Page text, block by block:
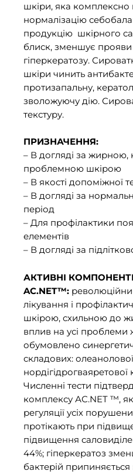
шкіри, яка комплексно
нормалізацію
продукцію шкірного
блиск, зменшує прояви
гіперкератозу.
шкіри чинить
протизапальну,
зволожуючу дію.
текстуру.
ПРИЗНАЧЕННЯ:
– В догляді за жирною,
проблемною шкірою
– В якості допоміжної
– В догляді за
період
– Для профілактики
елементів
– В догляді за
АКТИВНІ
AC.NET™:
лікування і
шкірою, схильною до
вплив на усі проблеми
обумовлено
складових:
нордігідрогваяретової
Численні тести
комплексу АС.NET ™,
регуляції усіх
протікають при
підвищення
44%; гіперкератоз
бактерій припиняється